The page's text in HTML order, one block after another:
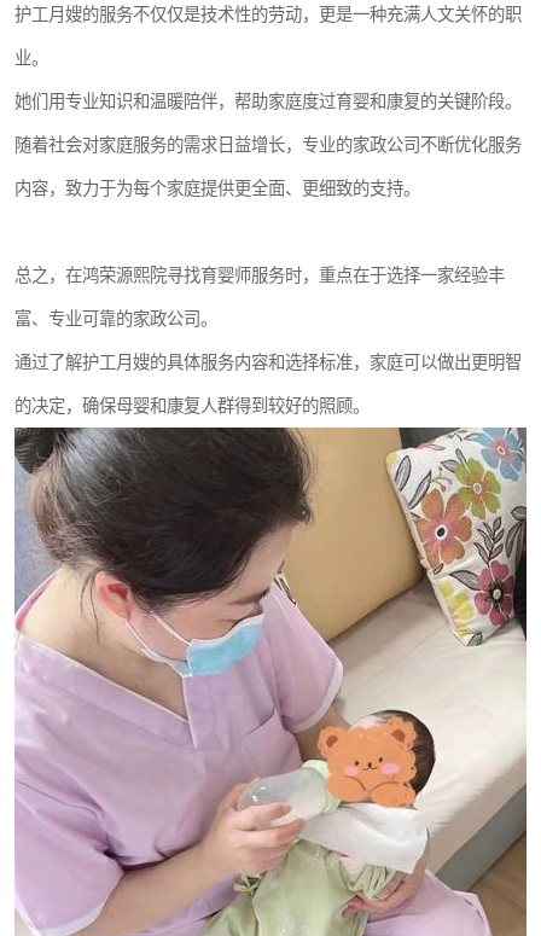
护工月嫂的服务不仅仅是技术性的劳动，更是一种充满人文关怀的职
业。
她们用专业知识和温暖陪伴，帮助家庭度过育婴和康复的关键阶段。
随着社会对家庭服务的需求日益增长，专业的家政公司不断优化服务
内容，致力于为每个家庭提供更全面、更细致的支持。
总之，在鸿荣源熙院寻找育婴师服务时，重点在于选择一家经验丰
富、专业可靠的家政公司。
通过了解护工月嫂的具体服务内容和选择标准，家庭可以做出更明智
的决定，确保母婴和康复人群得到较好的照顾。